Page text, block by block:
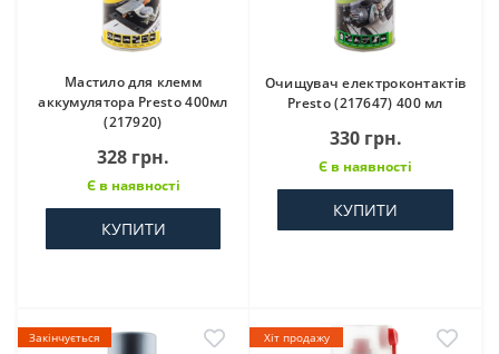
Мастило для клемм
аккумулятора Presto 400мл
(217920)
328 грн.
Є в наявності
КУПИТИ
Очищувач електроконтактів
Presto (217647) 400 мл
330 грн.
Є в наявності
КУПИТИ
Закінчується
Хіт продажу